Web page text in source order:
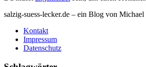
salzig-suess-lecker.de – ein Blog von
Kontakt
Impressum
Datenschutz